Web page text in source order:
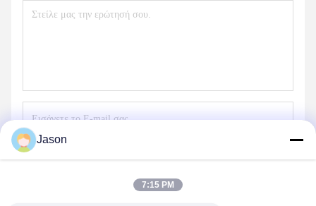
Jason
7:15 PM